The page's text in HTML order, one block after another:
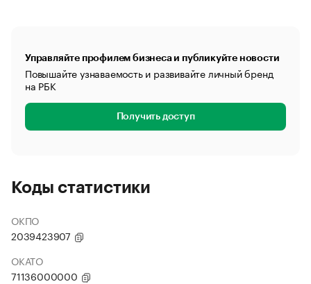
Управляйте профилем бизнеса и публикуйте новости
Повышайте узнаваемость и развивайте личный бренд
на РБК
Получить доступ
Коды статистики
ОКПО
2039423907
ОКАТО
71136000000